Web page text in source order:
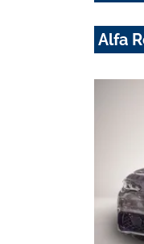
Alfa